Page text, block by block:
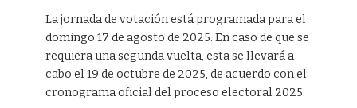
La jornada de votación está programada para el
domingo 17 de agosto de 2025. En caso de que se
requiera una segunda vuelta, esta se llevará a
cabo el 19 de octubre de 2025, de acuerdo con el
cronograma oficial del proceso electoral 2025.